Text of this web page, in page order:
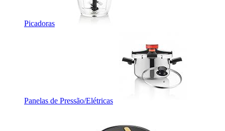
Picadoras
Panelas de Pressão/Elétricas